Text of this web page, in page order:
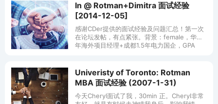
In @ Rotman+Dimitra 面试经验
[2014-12-05]
感谢CDer提供的面试经验及问题汇总！第一次
在论坛发帖，有点紧张。背景：female，华为5
年海外项目经理+成都1.5年电力国企，GPA
Univeristy of Toronto: Rotman
MBA 面试经验 (2007-1-31)
今天Cheryl面试了我，30min 正。Cheryl非常